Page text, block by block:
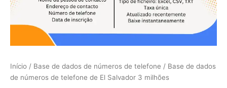
Início / Base de dados de números de telefone / Base de dados
de números de telefone de El Salvador 3 milhões
telefone
El
3